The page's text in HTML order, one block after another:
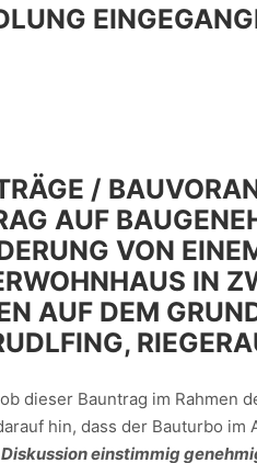
/
AUF
VON
IN
AUF DEM
dieser Bauntrag im Rahmen
hin, dass der Bauturbo im
einstimmig